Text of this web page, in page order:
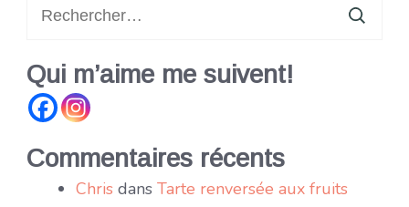
Qui m’aime me suivent!
Commentaires récents
Chris dans Tarte renversée aux fruits